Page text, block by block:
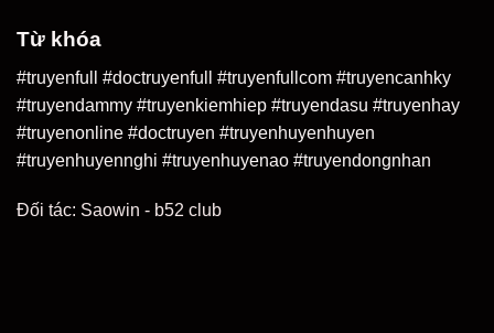
Từ khóa
#truyenfull #doctruyenfull #truyenfullcom #truyencanhky
#truyendammy #truyenkiemhiep #truyendasu #truyenhay
#truyenonline #doctruyen #truyenhuyenhuyen
#truyenhuyennghi #truyenhuyenao #truyendongnhan
Đối tác: Saowin - b52 club